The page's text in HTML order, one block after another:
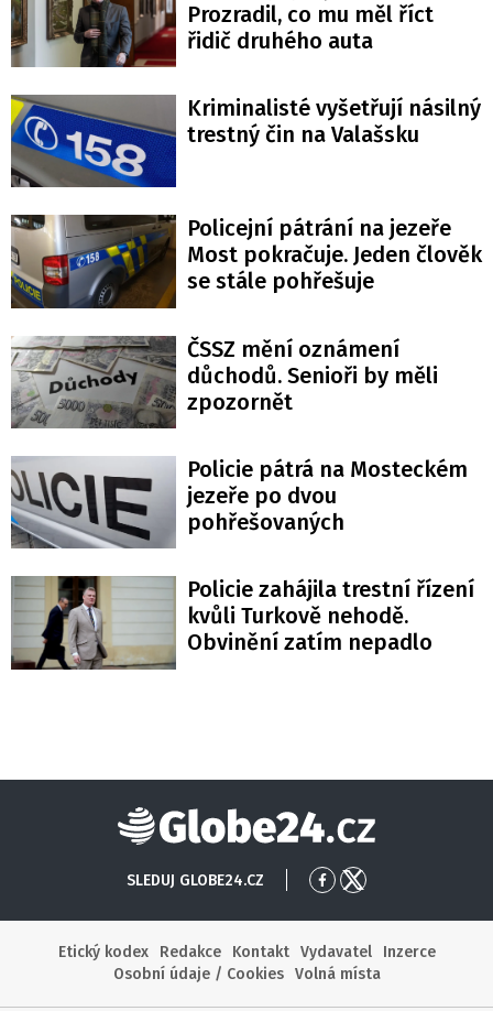
Prozradil, co mu měl říct
řidič druhého auta
Kriminalisté vyšetřují násilný
trestný čin na Valašsku
Policejní pátrání na jezeře
Most pokračuje. Jeden člověk
se stále pohřešuje
ČSSZ mění oznámení
důchodů. Senioři by měli
zpozornět
Policie pátrá na Mosteckém
jezeře po dvou
pohřešovaných
Policie zahájila trestní řízení
kvůli Turkově nehodě.
Obvinění zatím nepadlo
Globe24
SLEDUJ GLOBE24.CZ
Přejít
Facebook
Přejít
X
Etický kodex
Redakce Kontakt Vydavatel
Inzerce
Osobní údaje / Cookies
Volná místa